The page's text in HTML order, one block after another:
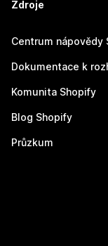
Zdroje
Centrum nápovědy
Dokumentace k
Komunita Shopify
Blog Shopify
Průzkum